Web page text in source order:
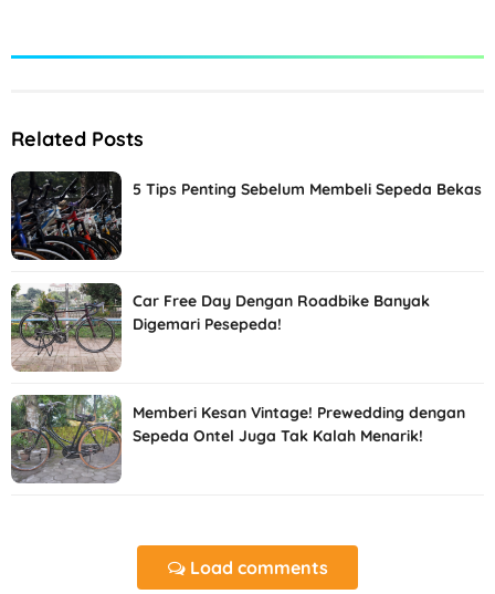
Related Posts
5 Tips Penting Sebelum Membeli Sepeda Bekas
Car Free Day Dengan Roadbike Banyak
Digemari Pesepeda!
Memberi Kesan Vintage! Prewedding dengan
Sepeda Ontel Juga Tak Kalah Menarik!
Load comments